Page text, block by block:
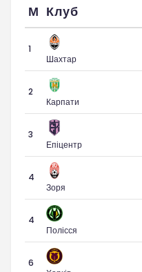
М Клуб
1
Шахтар
2
Карпати
3
Епіцентр
4
Зоря
4
Полісся
6